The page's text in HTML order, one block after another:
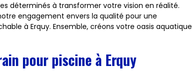
déterminés à transformer votre vision en réalité.
engagement envers la qualité pour une
à Erquy. Ensemble, créons votre oasis aquatique
pour piscine à Erquy